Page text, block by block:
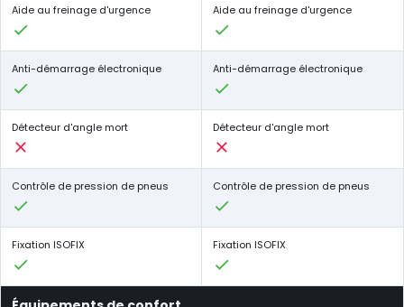
Aide au freinage d'urgence Aide au freinage d'urgence
Anti-démarrage électronique Anti-démarrage électronique
Détecteur d'angle mort Détecteur d'angle mort
Contrôle de pression de pneus Contrôle de pression de pneus
Fixation ISOFIX Fixation ISOFIX